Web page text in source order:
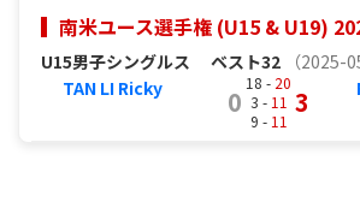
南米ユース選手権 (U15 & U19)
U15男子シングルス ベスト32
（2025-
TAN LI Ricky
0
18 - 20
3 - 11
9 - 11
3